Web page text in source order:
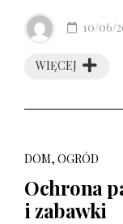
WIĘCEJ
10/06/
DOM, OGRÓD
Ochrona
i zabawki